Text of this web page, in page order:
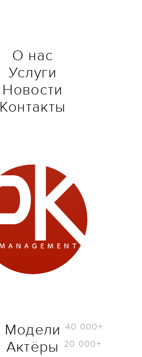
О нас
Услуги
Новости
Контакты
Модели 40 000+
Актёры 20 000+